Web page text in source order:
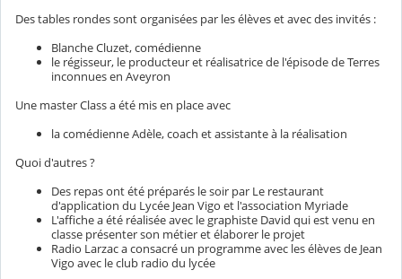
Des tables rondes sont organisées par les élèves et avec des invités :
Blanche Cluzet, comédienne
le régisseur, le producteur et réalisatrice de l'épisode de Terres
inconnues en Aveyron
Une master Class a été mis en place avec
la comédienne Adèle, coach et assistante à la réalisation
Quoi d'autres ?
Des repas ont été préparés le soir par Le restaurant
d'application du Lycée Jean Vigo et l'association Myriade
L'affiche a été réalisée avec le graphiste David qui est venu en
classe présenter son métier et élaborer le projet
Radio Larzac a consacré un programme avec les élèves de Jean
Vigo avec le club radio du lycée